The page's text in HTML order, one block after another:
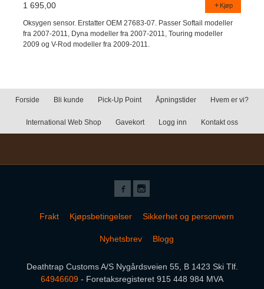
1 695,00 Kjøp
Oksygen sensor. Erstatter OEM 27683-07. Passer Softail modeller
fra 2007-2011, Dyna modeller fra 2007-2011, Touring modeller
2009 og V-Rod modeller fra 2009-2011.
Forside Bli kunde Pick-Up Point Åpningstider Hvem er vi?
International Web Shop Gavekort Logg inn Kontakt oss
Frakt Kjøpsbetingelser Sikkerhet og personvern
Nyhetsbrev Blogg
Deathtrap Customs A/S Nygårdsveien 55, B 1423 Ski Tlf.
64946609 - Foretaksregisteret 915 448 984 MVA